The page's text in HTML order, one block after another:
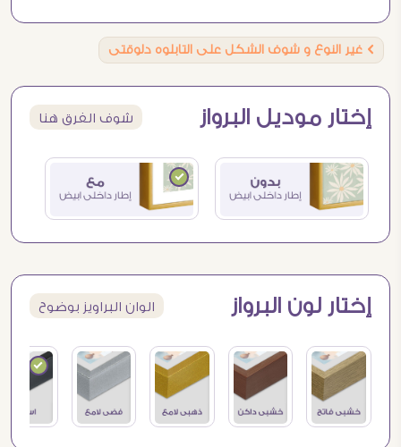
Ö غير النوع و شوف الشكل على التابلوه دلوقتى
إختار موديل البرواز شوف الفرق هنا
إختار لون البرواز الوان البراويز بوضوح